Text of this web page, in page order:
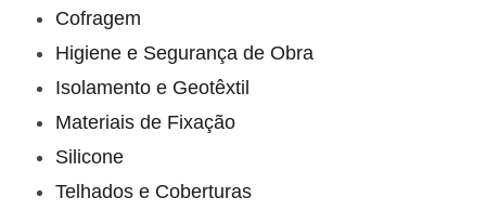
Cofragem
Higiene e Segurança de Obra
Isolamento e Geotêxtil
Materiais de Fixação
Silicone
Telhados e Coberturas